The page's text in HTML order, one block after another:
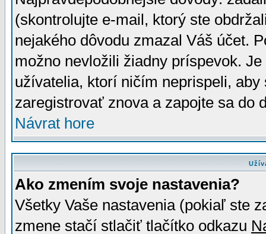
(skontrolujte e-mail, ktorý ste
nejakého dôvodu zmazal Váš účet.
možno nevložili žiadny príspevok.
užívatelia, ktorí ničím neprispeli,
zaregistrovať znova a zapojte sa do
Návrat hore
Ako zmením svoje nastavenia?
Všetky Vaše nastavenia (pokiaľ ste
zmene stačí stlačiť tlačítko odkazu